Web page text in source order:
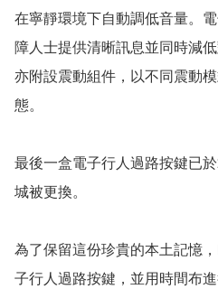
在寧靜環境下自動調低音量。
障人士提供清晰訊息並同時減
亦附設震動組件，以不同震動
態。
最後一盒電子行人過路按鍵已
城被更換。
為了保留這份珍貴的本土記憶
子行人過路按鍵，並用時間布